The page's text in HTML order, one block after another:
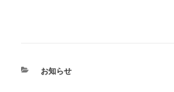
カ
お知らせ